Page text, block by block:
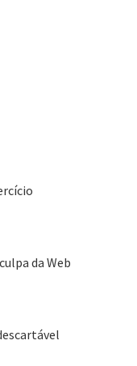
da Web